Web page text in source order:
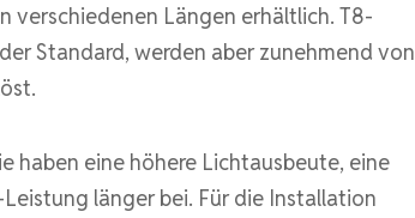
verschiedenen Längen erhältlich. T8-
Standard, werden aber zunehmend von
haben eine höhere Lichtausbeute, eine
länger bei. Für die Installation